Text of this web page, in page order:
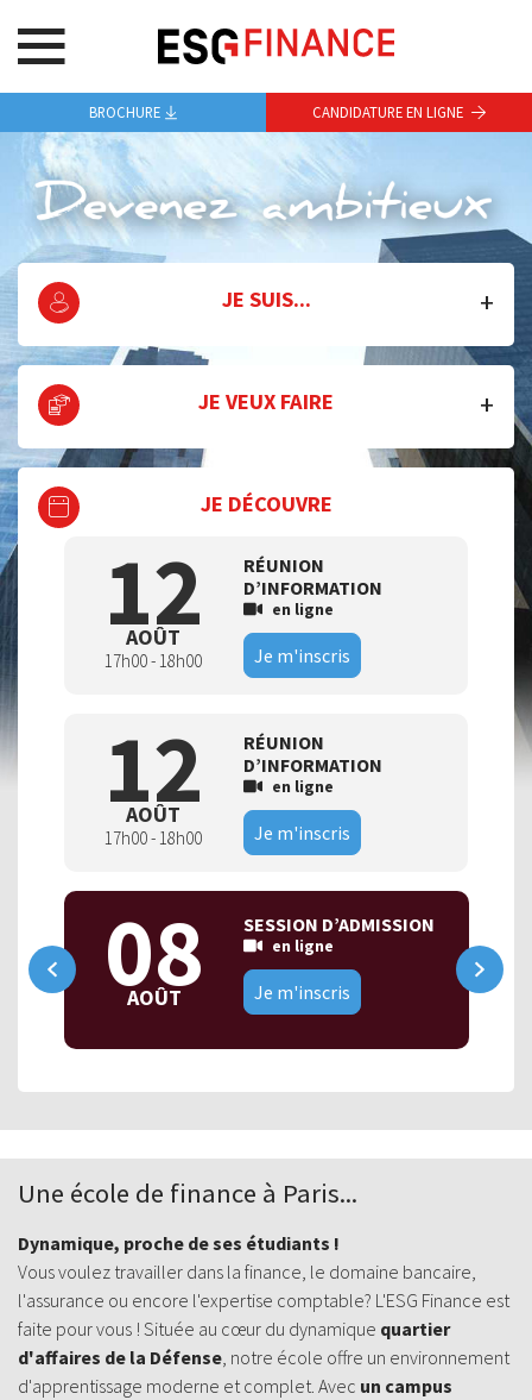
JE SUIS...
JE VEUX FAIRE
JE DÉCOUVRE
12
AOÛT
17h00 - 18h00
RÉUNION
D’INFORMATION
en ligne
Je m'inscris
12
AOÛT
17h00 - 18h00
RÉUNION
D’INFORMATION
en ligne
Je m'inscris
08
AOÛT
SESSION D’ADMISSION
en ligne
Je m'inscris
Une école de finance à Paris...
Dynamique, proche de ses étudiants !
Vous voulez travailler dans la finance, le domaine bancaire,
l'assurance ou encore l'expertise comptable? L'ESG Finance est
faite pour vous ! Située au cœur du dynamique quartier
d'affaires de la Défense, notre école offre un environnement
d'apprentissage moderne et complet. Avec un campus
BROCHURE CANDIDATURE EN LIGNE